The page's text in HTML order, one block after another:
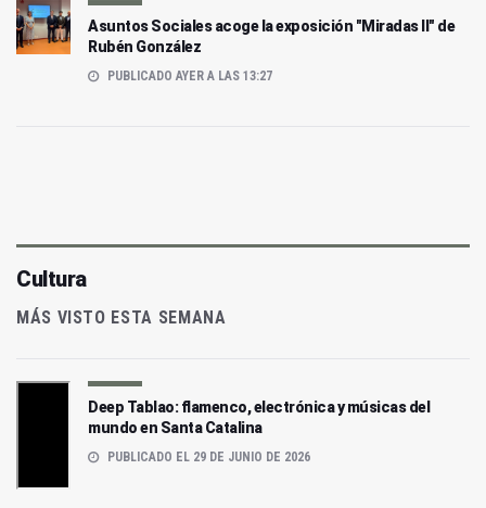
Asuntos Sociales acoge la exposición "Miradas II" de
Rubén González
PUBLICADO AYER A LAS 13:27
Cultura
MÁS VISTO ESTA SEMANA
Deep Tablao: flamenco, electrónica y músicas del
mundo en Santa Catalina
PUBLICADO EL 29 DE JUNIO DE 2026